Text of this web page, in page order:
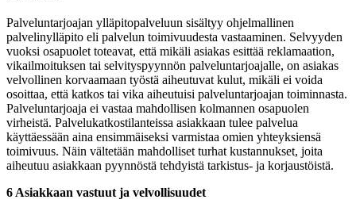
Palveluntarjoajan ylläpitopalveluun sisältyy ohjelmallinen
palvelinylläpito eli palvelun toimivuudesta vastaaminen. Selvyyden
vuoksi osapuolet toteavat, että mikäli asiakas esittää reklamaation,
vikailmoituksen tai selvityspyynnön palveluntarjoajalle, on asiakas
velvollinen korvaamaan työstä aiheutuvat kulut, mikäli ei voida
osoittaa, että katkos tai vika aiheutuisi palveluntarjoajan toiminnasta.
Palveluntarjoaja ei vastaa mahdollisen kolmannen osapuolen
virheistä. Palvelukatkostilanteissa asiakkaan tulee palvelua
käyttäessään aina ensimmäiseksi varmistaa omien yhteyksiensä
toimivuus. Näin vältetään mahdolliset turhat kustannukset, joita
aiheutuu asiakkaan pyynnöstä tehdyistä tarkistus- ja korjaustöistä.
6 Asiakkaan vastuut ja velvollisuudet